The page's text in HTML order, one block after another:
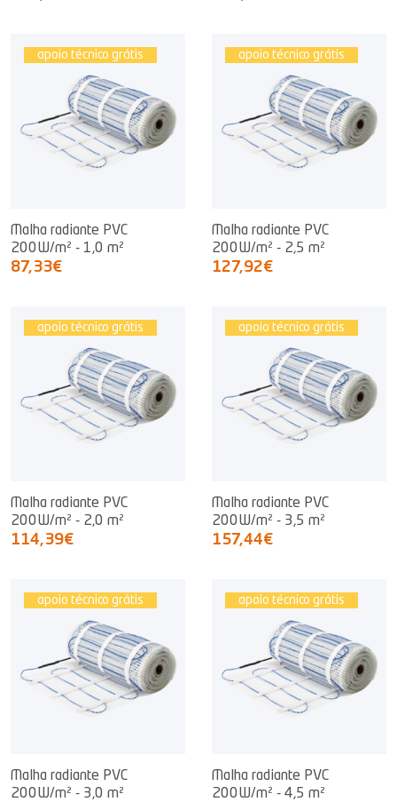
apoio técnico grátis
Malha radiante PVC
200W/m² - 1,0 m²
87,33€
apoio técnico grátis
Malha radiante PVC
200W/m² - 2,5 m²
127,92€
apoio técnico grátis
Malha radiante PVC
200W/m² - 2,0 m²
114,39€
apoio técnico grátis
Malha radiante PVC
200W/m² - 3,5 m²
157,44€
apoio técnico grátis
Malha radiante PVC
200W/m² - 3,0 m²
apoio técnico grátis
Malha radiante PVC
200W/m² - 4,5 m²